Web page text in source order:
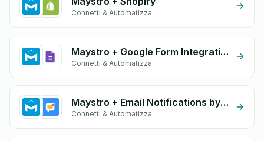
Connetti & Automatizza
Maystro + Google Form Integration
Connetti & Automatizza
Maystro + Email Notifications by eGrow
Connetti & Automatizza